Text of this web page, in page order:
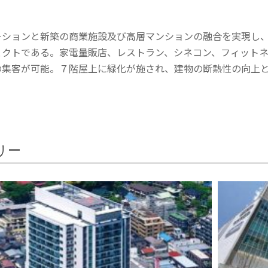
ョンと新築の商業施設及び高層マンションの融合を実現し
トである。家電量販店、レストラン、シネコン、フィット
客が可能。７階屋上に緑化が施され、建物の断熱性の向上
ー